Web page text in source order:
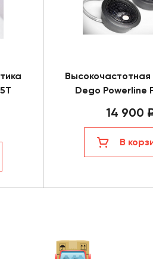
Высокочастотная
Dego Powerline
14 900
В